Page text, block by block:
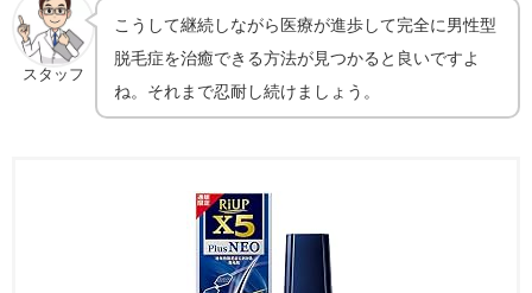
スタッフ
こうして継続しながら医療が進歩して完全に男性型
脱毛症を治癒できる方法が見つかると良いですよ
ね。それまで忍耐し続けましょう。